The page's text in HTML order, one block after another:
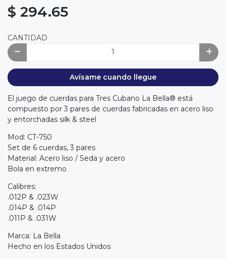
$ 294.65
CANTIDAD
Avísame cuando llegue
El juego de cuerdas para Tres Cubano La Bella® está
compuesto por 3 pares de cuerdas fabricadas en acero liso
y entorchadas silk & steel
Mod: CT-750
Set de 6 cuerdas, 3 pares
Material: Acero liso / Seda y acero
Bola en extremo
Calibres:
.012P & .023W
.014P & .014P
.011P & .031W
Marca: La Bella
Hecho en los Estados Unidos